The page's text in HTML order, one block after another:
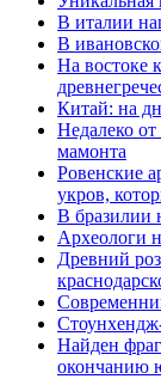
В италии
В
На востоке
Китай: на
Недалеко
мамонта
Ровенские
укров,
В бразилии
Археологи
Древний
Найден
окончанию